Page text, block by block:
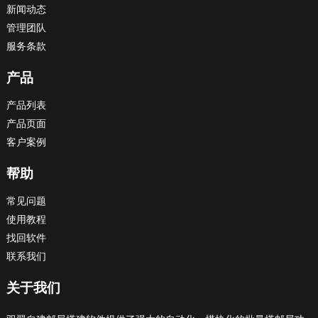
新闻动态
管理团队
服务条款
产品
产品列表
产品页面
客户案例
帮助
常见问题
使用教程
找回软件
联系我们
关于我们